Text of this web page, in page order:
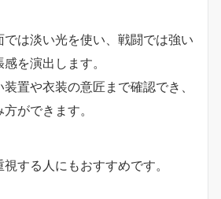
は淡い光を使い、戦闘では強い
を演出します。
置や衣装の意匠まで確認でき、
ができます。
する人にもおすすめです。